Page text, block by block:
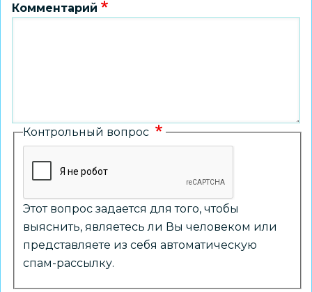
Комментарий
Контрольный вопрос
Этот вопрос задается для того, чтобы
выяснить, являетесь ли Вы человеком или
представляете из себя автоматическую
спам-рассылку.